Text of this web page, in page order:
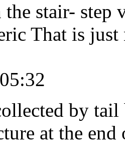
the stair-
That is just
by
at the